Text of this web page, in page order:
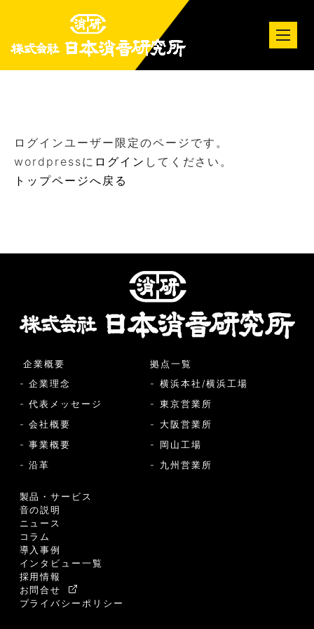
ログインユーザー限定のページです。
wordpressに ログイン してください。
トップページへ戻る
企業概要
- 企業理念
- 代表メッセージ
- 会社概要
- 事業概要
- 沿革
製品・サービス
音の説明
ニュース
コラム
導入事例
インタビュー一覧
採用情報
お問合せ
プライバシーポリシー
拠点一覧
- 横浜本社/横浜工場
- 東京営業所
- 大阪営業所
- 岡山工場
- 九州営業所